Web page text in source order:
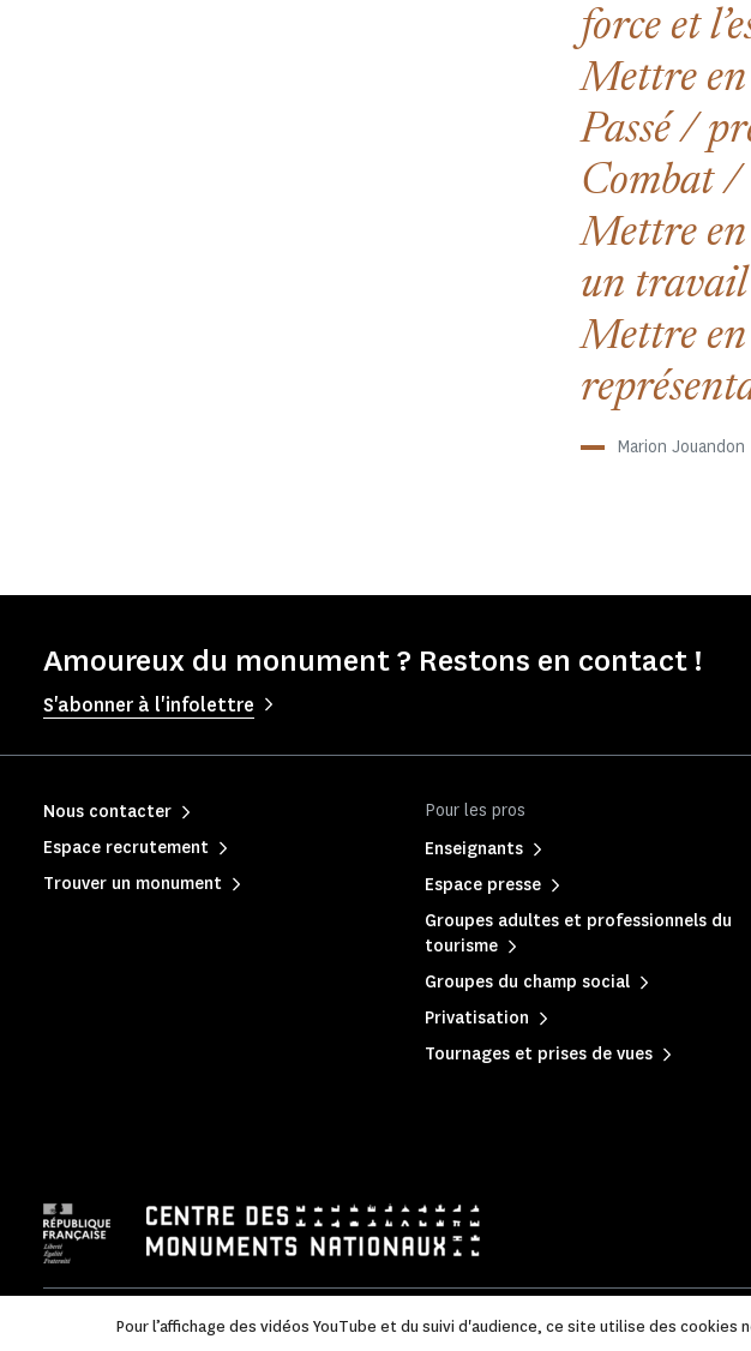
force et
Mettre
Passé /
Combat
Mettre en
un travail
Mettre en
Marion Jouandon
Amoureux du monument ? Restons en contact !
S'abonner à l'infolettre
Pour les pros
Enseignants
Espace presse
Groupes adultes et professionnels du
tourisme
Groupes du champ social
Privatisation
Tournages et prises de vues
Nous contacter
Espace recrutement
Trouver un monument
Mentions légales | Politique de confidentialité | Informations légales et administratives |
Pour l’affichage des vidéos YouTube et du suivi d'audience, ce site utilise des